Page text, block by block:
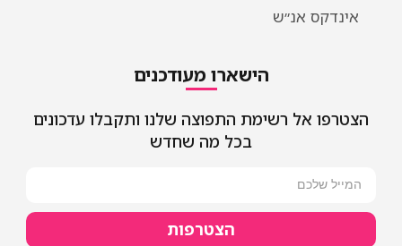
אינדקס אנ״ש
הישארו מעודכנים
הצטרפו אל רשימת התפוצה שלנו ותקבלו עדכונים
בכל מה שחדש
הצטרפות